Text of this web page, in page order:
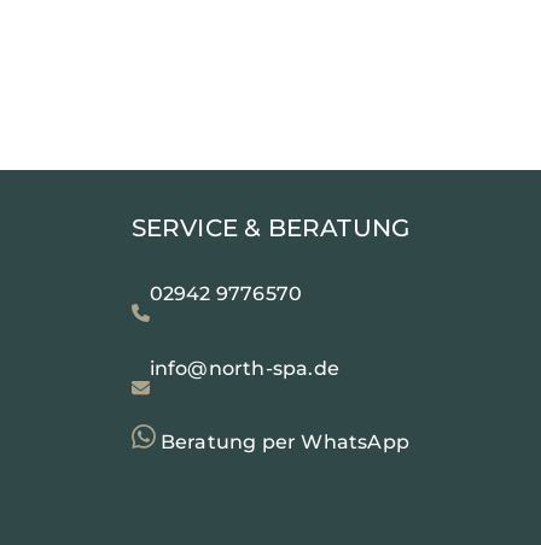
SERVICE & BERATUNG
02942 9776570
info@north-spa.de
Beratung per WhatsApp